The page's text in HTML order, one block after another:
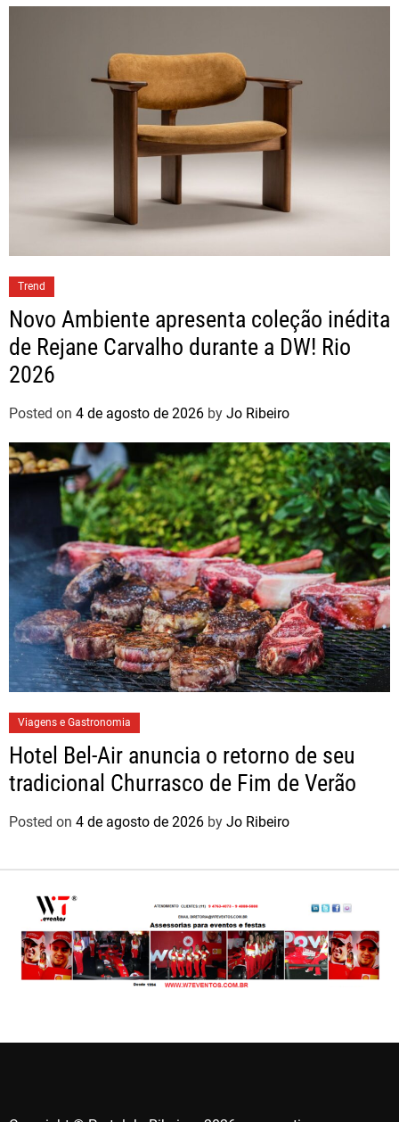
Trend
Novo Ambiente apresenta coleção inédita
de Rejane Carvalho durante a DW! Rio
2026
Posted on 4 de agosto de 2026 by Jo Ribeiro
Viagens e Gastronomia
Hotel Bel-Air anuncia o retorno de seu
tradicional Churrasco de Fim de Verão
Posted on 4 de agosto de 2026 by Jo Ribeiro